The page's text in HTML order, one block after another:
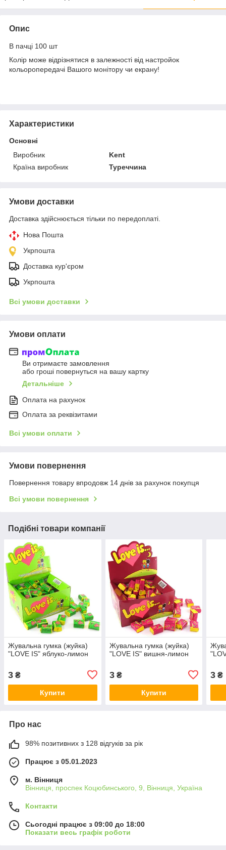
Опис
В пачці 100 шт
Колір може відрізнятися в залежності від настройок
кольоропередачі Вашого монітору чи екрану!
Характеристики
Основні
Виробник
Kent
Країна виробник
Туреччина
Умови доставки
Доставка здійснюється тільки по передоплаті.
Нова Пошта
Укрпошта
Доставка кур'єром
Укрпошта
Всі умови доставки
Умови оплати
Ви отримаєте замовлення
або гроші повернуться на вашу картку
Детальніше
Оплата на рахунок
Оплата за реквізитами
Всі умови оплати
Умови повернення
Повернення товару впродовж 14 днів за рахунок покупця
Всі умови повернення
Подібні товари компанії
Жувальна гумка (жуйка)
"LOVE IS" яблуко-лимон
3 ₴
Купити
Жувальна гумка (жуйка)
"LOVE IS" вишня-лимон
3₴
Купити
3 ₴
Про нас
98% позитивних з 128 відгуків за рік
Працює з 05.01.2023
м. Вінниця
Вінниця, проспек Коцюбинського, 9, Вінниця, Україна
Контакти
Сьогодні працює з 09:00 до 18:00
Показати весь графік роботи